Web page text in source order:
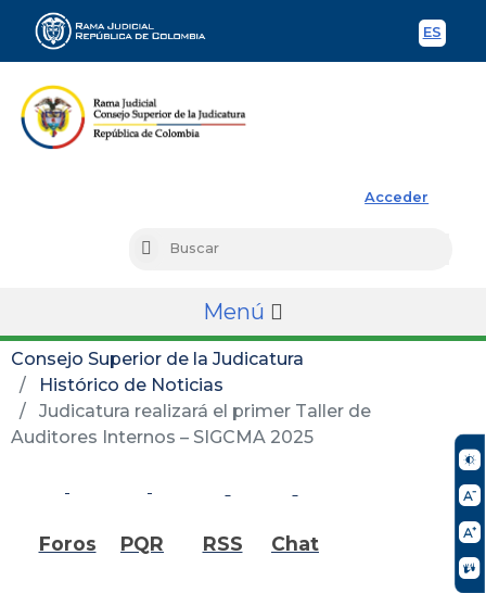
ES
Acceder
Buscar
Menú
Consejo Superior de la Judicatura
Histórico de Noticias
Judicatura realizará el primer Taller de
Auditores Internos – SIGCMA 2025
Foros PQR RSS Chat